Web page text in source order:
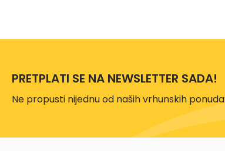
PRETPLATI SE NA NEWSLETTER SADA!
Ne propusti nijednu od naših vrhunskih ponuda